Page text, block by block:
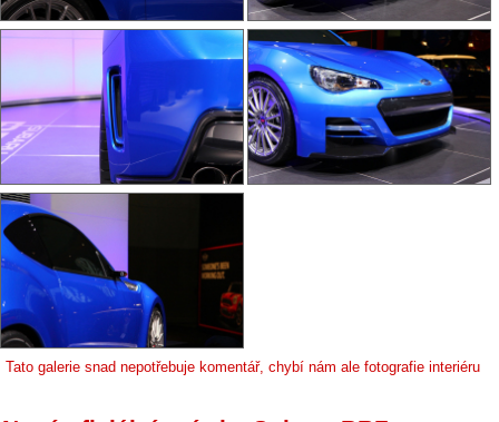
Tato galerie snad nepotřebuje komentář, chybí nám ale fotografie interiéru